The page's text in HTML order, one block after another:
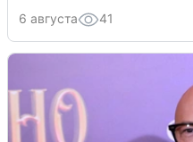
6 августа 41